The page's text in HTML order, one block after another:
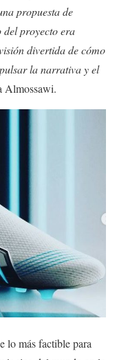
propuesta de
del proyecto era
divertida de cómo
la narrativa y el
Almossawi.
lo más factible para